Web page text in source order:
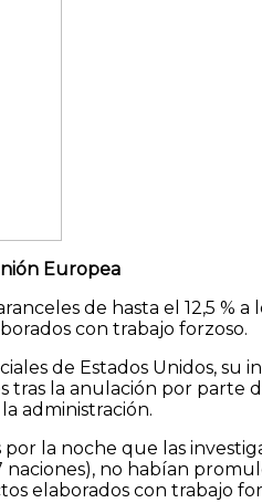
Europea
de hasta el 12,5 % a
con trabajo forzoso.
de Estados Unidos, su
tras la anulación por parte
administración.
la noche que las
no habían
elaborados con trabajo